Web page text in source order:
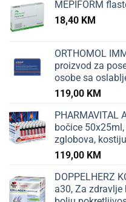
MEPIFORM
18,40 KM
ORTHOMOL
proizvod za
osobe sa
119,00 KM
PHARMAVITAL
bočice
zglobova,
119,00 KM
DOPPELHERZ
a30, Za